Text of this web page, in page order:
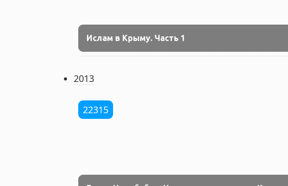
Ислам в Крыму. Часть 1
2013
22315